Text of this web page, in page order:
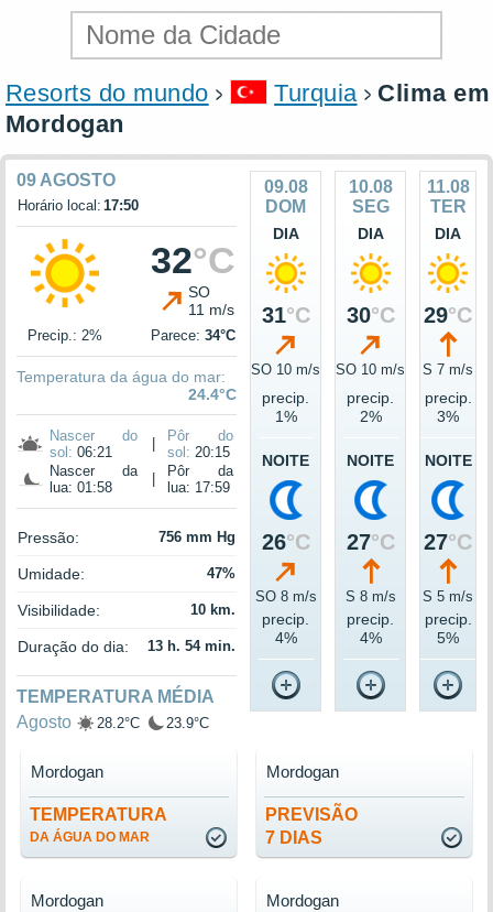
Resorts do mundo Turquia
Clima em
Mordogan
09 AGOSTO
Horário local: 17:50
32°C
SO
11 m/s
Precip.: 2% Parece: 34°C
Temperatura da água do mar:
24.4°C
Nascer do
sol: 06:21
Pôr do
sol: 20:15
Nascer da
lua: 01:58
Pôr da
lua: 17:59
Pressão: 756 mm Hg
Umidade: 47%
Visibilidade: 10 km.
Duração do dia: 13 h. 54 min.
TEMPERATURA MÉDIA
Agosto
28.2°C 23.9°C
09.08
DOM
DIA
31°C
SO 10 m/s
precip.
1%
NOITE
26°C
SO 8 m/s
precip.
4%
10.08
SEG
DIA
30°C
SO 10 m/s
precip.
2%
NOITE
27°C
S 8 m/s
precip.
4%
11.08
TER
DIA
29°C
S 7 m/s
precip.
3%
NOITE
27°C
S 5 m/s
precip.
5%
TEMPERATURA
DA ÁGUA DO MAR
Mordogan
PREVISÃO
7 DIAS
Mordogan
Mordogan Mordogan